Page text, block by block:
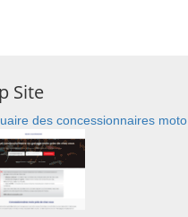
Site
des concessionnaires moto